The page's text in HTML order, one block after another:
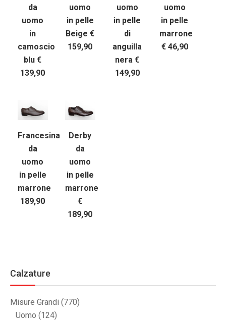
da
uomo
in
camoscio
blu €
139,90
uomo
in pelle
Beige €
159,90
uomo
in pelle
di
anguilla
nera €
149,90
uomo
in pelle
marrone
€ 46,90
Francesina
da
uomo
in pelle
marrone
189,90
Derby
da
uomo
in pelle
marrone
€
189,90
Calzature
Misure Grandi (770)
Uomo (124)